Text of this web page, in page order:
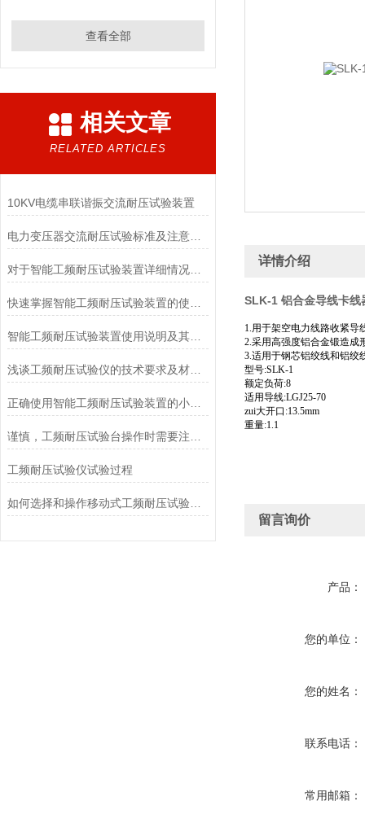
查看全部
相关文章
RELATED ARTICLES
10KV电缆串联谐振交流耐压试验装置
电力变压器交流耐压试验标准及注意事项
对于智能工频耐压试验装置详细情况说明概述
智能工频耐压试验装置使用说明及其注意事项
浅谈工频耐压试验仪的技术要求及材料选用
正确使用智能工频耐压试验装置的小技巧有哪些
工频耐压试验仪试验过程
如何选择和操作移动式工频耐压试验仪？
详情介绍
SLK-1 铝合金导线卡线
1.用于架空电力线路收紧导
2.采用高强度铝合金锻造成
3.适用于钢芯铝绞线和铝绞
型号:SLK-1
额定负荷:8
适用导线:LGJ25-70
zui大开口:13.5mm
重量:1.1
留言询价
产品：
您的单位：
您的姓名：
联系电话：
常用邮箱：